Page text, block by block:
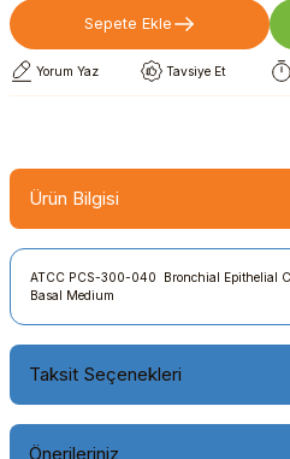
Sepete Ekle
Yorum Yaz Tavsiye Et
Ürün Bilgisi
ATCC PCS-300-040 Bronchial Epithelial
Basal Medium
Taksit Seçenekleri
Önerileriniz